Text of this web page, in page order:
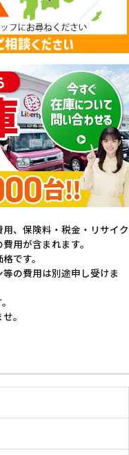
、保険料・税金・リサイク
用が含まれます。
です。
の費用は別途申し受けま
。